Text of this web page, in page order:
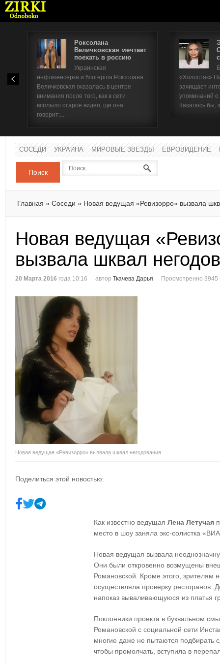
Роксолана
Величковская мечтает
поехать в россию
Украинская
инфлюенсерка и блогерша Роксолана
Величковская оказалась в центре
внимания после того, как в сети
всплыло старое видео, где она
говорит:...
«Холостяк»
зачищает
упоминаний
Казалось бы,
СОСЕДИ УКРАИНА МИРОВЫЕ ЗВЕЗДЫ ЕВРОВИДЕНИЕ
Поиск
Главная » Соседи » Новая ведущая «Ревизорро» вызвала
Новая ведущая
вызвала шквал
20 Марта 2016 года 10:16 автор Ткачева Дарья Просмотренно 3945
Новая ведущая «Ревизорро» вызвала шквал негодования
Поделиться этой новостью:
Как известно ведущая Лена Летучая
место в шоу заняла экс-солистка
Новая ведущая вызвала
Они были откровенно возмущены
Романовской. Кроме этого, зрителям
осуществляла проверку ресторанов.
напоказ вываливающуюся из платья
Поклонники проекта в буквальном
Романовской с социальной сети
многие даже не пытаются подбирать
чтобы промолчать, вступила в
Имя